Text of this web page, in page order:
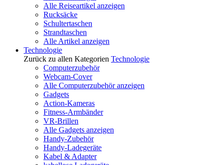
Alle Reiseartikel anzeigen
Rucksäcke
Schultertaschen
Strandtaschen
Alle Artikel anzeigen
Technologie
Zurück zu allen Kategorien Technologie
Computerzubehör
Webcam-Cover
Alle Computerzubehör anzeigen
Gadgets
Action-Kameras
Fitness-Armbänder
VR-Brillen
Alle Gadgets anzeigen
Handy-Zubehör
Handy-Ladegeräte
Kabel & Adapter